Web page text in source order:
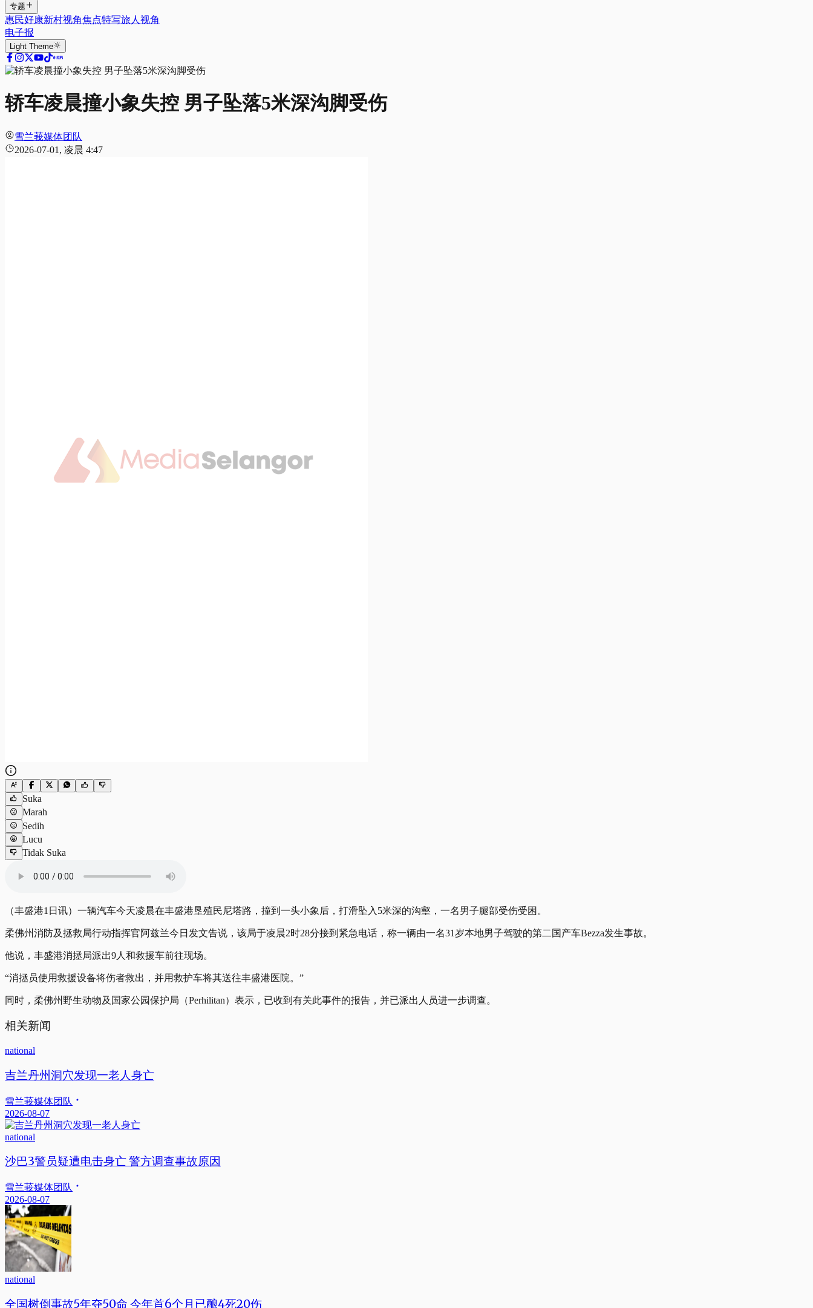
专题
惠民好康新村视角焦点特写旅人视角
电子报
Light Theme
轿车凌晨撞小象失控 男子坠落5米深沟脚受伤
雪兰莪媒体团队
2026-07-01, 凌晨 4:47
Suka
Marah
Sedih
Lucu
Tidak Suka
（丰盛港1日讯）一辆汽车今天凌晨在丰盛港垦殖民尼塔路，撞到一头小象后，打滑坠入5米深的沟壑，一名男子腿部受伤受困。
柔佛州消防及拯救局行动指挥官阿兹兰今日发文告说，该局于凌晨2时28分接到紧急电话，称一辆由一名31岁本地男子驾驶的第二国产车Bezza发生事故。
他说，丰盛港消拯局派出9人和救援车前往现场。
“消拯员使用救援设备将伤者救出，并用救护车将其送往丰盛港医院。”
同时，柔佛州野生动物及国家公园保护局（Perhilitan）表示，已收到有关此事件的报告，并已派出人员进一步调查。
相关新闻
national
吉兰丹州洞穴发现一老人身亡
雪兰莪媒体团队
2026-08-07
national
沙巴3警员疑遭电击身亡 警方调查事故原因
雪兰莪媒体团队
2026-08-07
national
全国树倒事故5年夺50命 今年首6个月已酿4死20伤